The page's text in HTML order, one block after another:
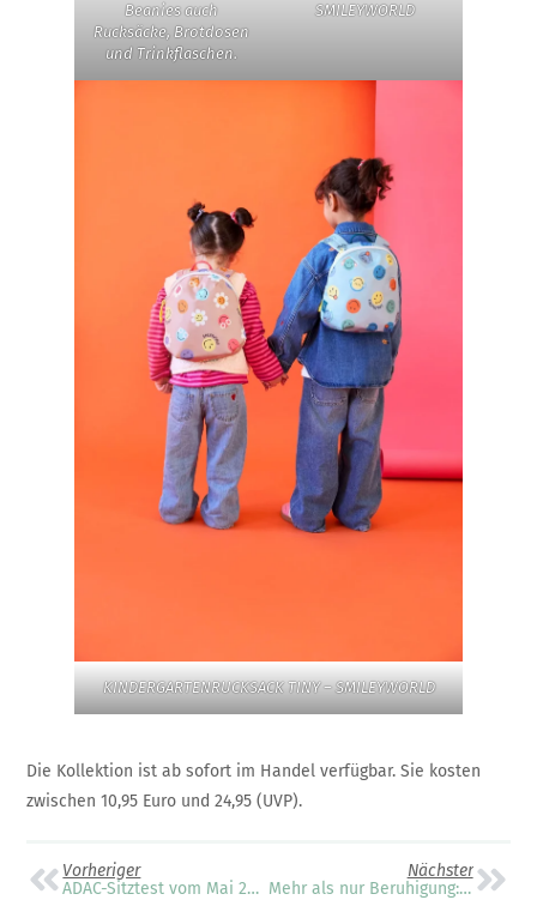
Beanies auch
Rucksäcke, Brotdosen
und Trinkflaschen.
SMILEYWORLD
KINDERGARTENRUCKSACK TINY – SMILEYWORLD
Die Kollektion ist ab sofort im Handel verfügbar. Sie kosten
zwischen 10,95 Euro und 24,95 (UVP).
Vorheriger
ADAC-Sitztest vom Mai 2026: 6 von 26 erhalten Note “gut”
Nächster
Mehr als nur Beruhigung: ein Klassiker neu gedacht